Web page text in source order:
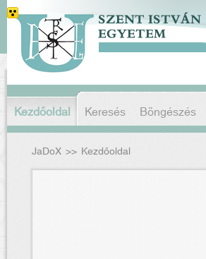
Kezdőoldal Keresés Böngészés
JaDoX >> Kezdőoldal